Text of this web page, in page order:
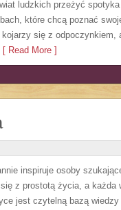
ludzkich przeżyć
które chcą poznać
się z odpoczynkiem,
[ Read More ]
inspiruje osoby
z prostotą życia, a
jest czytelną bazą